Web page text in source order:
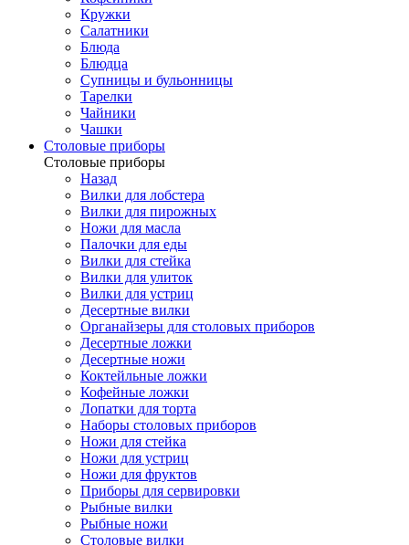
Кружки
Салатники
Блюда
Блюдца
Супницы и бульонницы
Тарелки
Чайники
Чашки
Cтоловые приборы
Cтоловые приборы
Назад
Вилки для лобстера
Вилки для пирожных
Ножи для масла
Палочки для еды
Вилки для стейка
Вилки для улиток
Вилки для устриц
Десертные вилки
Органайзеры для столовых приборов
Десертные ложки
Десертные ножи
Коктейльные ложки
Кофейные ложки
Лопатки для торта
Наборы столовых приборов
Ножи для стейка
Ножи для устриц
Ножи для фруктов
Приборы для сервировки
Рыбные вилки
Рыбные ножи
Столовые вилки